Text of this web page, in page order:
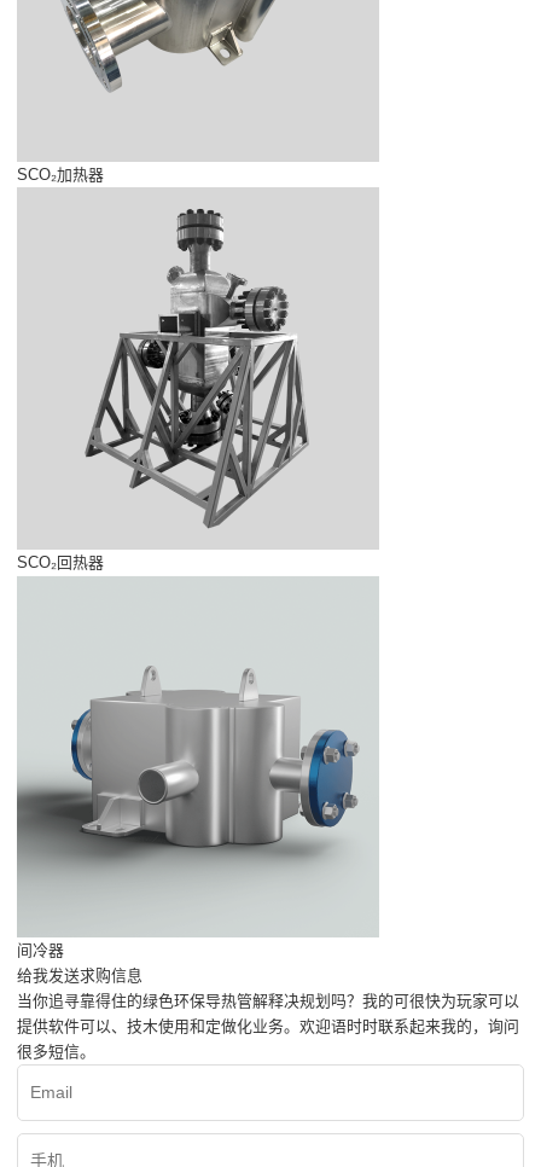
SCO₂加热器
SCO₂回热器
间冷器
给我发送求购信息
当你追寻靠得住的绿色环保导热管解释决规划吗？我的可很快为玩家可以
提供软件可以、技木使用和定做化业务。欢迎语时时联系起来我的，询问
很多短信。